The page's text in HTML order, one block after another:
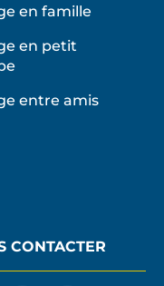
en famille
en petit
entre amis
CONTACTER